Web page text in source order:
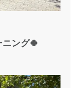
ング🍀